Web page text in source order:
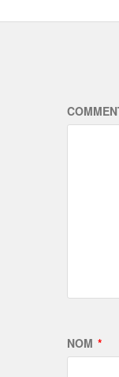
NOM *